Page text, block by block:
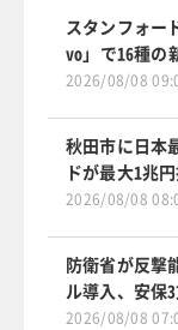
スタンフォー
vo」で16種の
2026/08/08
秋田市に日本
ドが最大1兆
2026/08/08
防衛省が反撃
ル導入、安保
2026/08/08